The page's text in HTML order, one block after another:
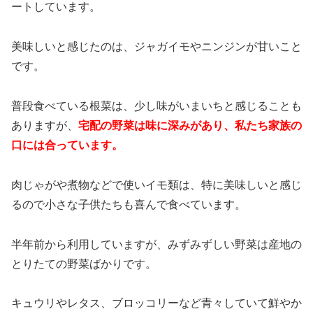
ートしています。
美味しいと感じたのは、ジャガイモやニンジンが甘いこと
です。
普段食べている根菜は、少し味がいまいちと感じることも
ありますが、 宅配の野菜は味に深みがあり、私たち家族の
口には合っています。
肉じゃがや煮物などで使いイモ類は、特に美味しいと感じ
るので小さな子供たちも喜んで食べています。
半年前から利用していますが、みずみずしい野菜は産地の
とりたての野菜ばかりです。
キュウリやレタス、ブロッコリーなど青々していて鮮やか